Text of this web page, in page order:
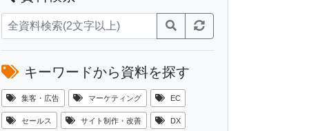
キーワードから資料を探す
集客・広告 マーケティング EC
セールス サイト制作・改善 DX